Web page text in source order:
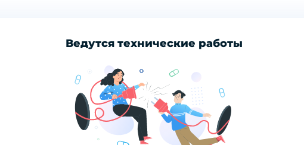
Ведутся технические работы